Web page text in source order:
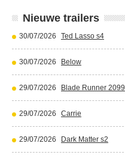
Nieuwe trailers
30/07/2026 Ted Lasso s4
30/07/2026 Below
29/07/2026 Blade Runner 2099
29/07/2026 Carrie
29/07/2026 Dark Matter s2